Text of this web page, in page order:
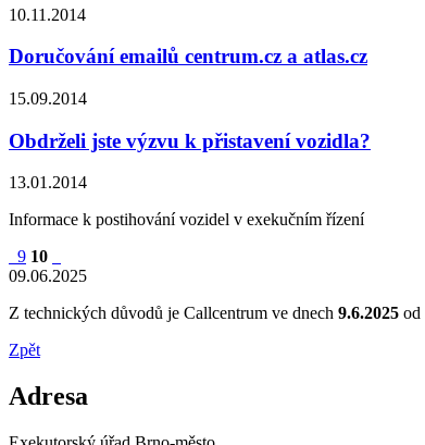
10.11.2014
Doručování emailů centrum.cz a atlas.cz
15.09.2014
Obdrželi jste výzvu k přistavení vozidla?
13.01.2014
Informace k postihování vozidel v exekučním řízení
9 10
09.06.2025
Z technických důvodů je Callcentrum ve dnech 9.6.2025 od
Zpět
Adresa